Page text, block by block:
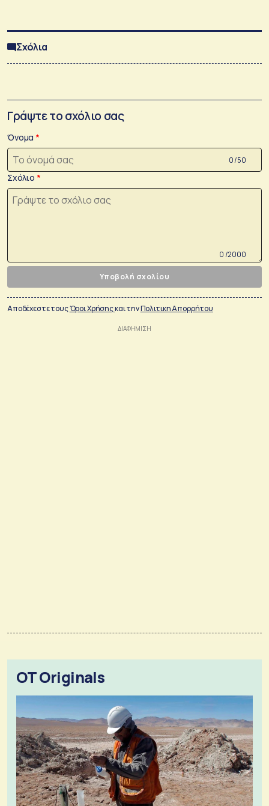
Σχόλια
Γράψτε το σχόλιο σας
Όνομα
0 /50
Σχόλιο
0 /2000
Υποβολή σχολίου
Αποδέχεστε τουςΌροι Χρήσηςκαι τηνΠολιτικη Απορρήτου
OT Originals